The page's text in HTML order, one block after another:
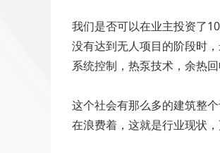
我们是否可以在业主投资了
没有达到无人项目的阶段时
系统控制，热泵技术，余热
这个社会有那么多的建筑整
在浪费着，这就是行业现状，